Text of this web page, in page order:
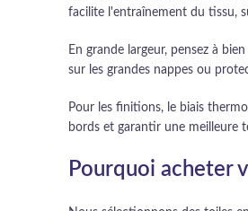
facilite l'entraînement du tissu,
En grande largeur, pensez à
sur les grandes nappes ou
Pour les finitions, le biais
bords et garantir une meilleure
Pourquoi acheter